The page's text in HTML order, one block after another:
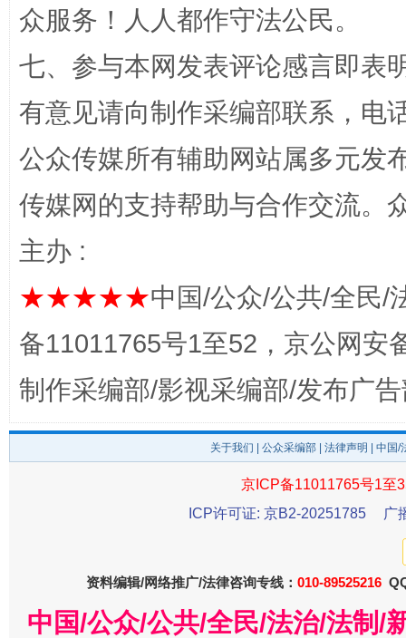
完善运行机制助力责任有效落实 一纸欠
千年窑火 生生不息 一
众服务！人人都作守法公民。
七、参与本网发表评论感言即表
有意见请向制作采编部联系，电
公众传媒所有辅助网站属多元发
传媒网的支持帮助与合作交流。
主办 :
★★★★★中国/公众/公共/全民/
备11011765号1至52，京公网安
制作采编部/影视采编部/发布广
关于我们 公众采编部 法律声明 | 中国
京ICP备11011765号1至
ICP许可证: 京B2-20251785
广
资料编辑/网络推广/法律咨询专线： 010-89525216
中国/公众/公共/全民/法治/法制/